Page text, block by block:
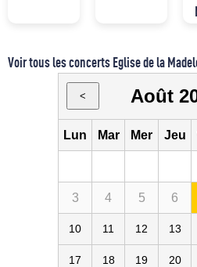
Voir tous les concerts Eglise de la
< Août
Lun Mar Mer Jeu
3 4 5 6
10 11 12 13
17 18 19 20